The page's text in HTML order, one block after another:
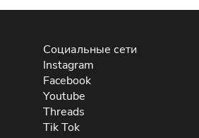
Социальные сети
Instagram
Facebook
Youtube
Threads
Tik Tok